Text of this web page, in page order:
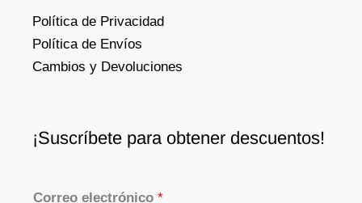
Política de Privacidad
Política de Envíos
Cambios y Devoluciones
¡Suscríbete para obtener descuentos!
Correo electrónico *